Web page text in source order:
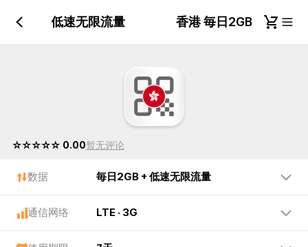
2GB + 低速无限流量 香港 毎日2GB + 低速
☆☆☆☆☆ 0.00暂无评论
数据 毎日2GB + 低速无限流量
通信网络 LTE · 3G